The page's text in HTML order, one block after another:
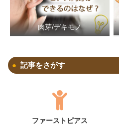
肉芽/デキモノ
記事をさがす
ファーストピアス